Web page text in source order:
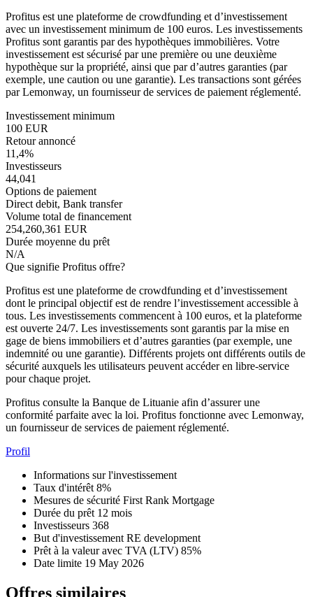
Profitus est une plateforme de crowdfunding et d’investissement
avec un investissement minimum de 100 euros. Les investissements
Profitus sont garantis par des hypothèques immobilières. Votre
investissement est sécurisé par une première ou une deuxième
hypothèque sur la propriété, ainsi que par d’autres garanties (par
exemple, une caution ou une garantie). Les transactions sont gérées
par Lemonway, un fournisseur de services de paiement réglementé.
Investissement minimum
100 EUR
Retour annoncé
11,4%
Investisseurs
44,041
Options de paiement
Direct debit, Bank transfer
Volume total de financement
254,260,361 EUR
Durée moyenne du prêt
N/A
Que signifie Profitus offre?
Profitus est une plateforme de crowdfunding et d’investissement
dont le principal objectif est de rendre l’investissement accessible à
tous. Les investissements commencent à 100 euros, et la plateforme
est ouverte 24/7. Les investissements sont garantis par la mise en
gage de biens immobiliers et d’autres garanties (par exemple, une
indemnité ou une garantie). Différents projets ont différents outils de
sécurité auxquels les utilisateurs peuvent accéder en libre-service
pour chaque projet.
Profitus consulte la Banque de Lituanie afin d’assurer une
conformité parfaite avec la loi. Profitus fonctionne avec Lemonway,
un fournisseur de services de paiement réglementé.
Profil
Informations sur l'investissement
Taux d'intérêt 8%
Mesures de sécurité First Rank Mortgage
Durée du prêt 12 mois
Investisseurs 368
But d'investissement RE development
Prêt à la valeur avec TVA (LTV) 85%
Date limite 19 May 2026
Offres similaires